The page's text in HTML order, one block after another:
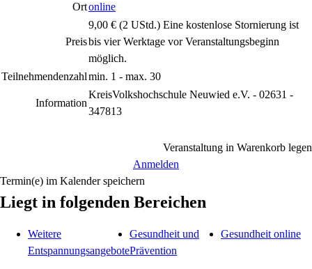
Ortonline
Preis
9,00 € (2 UStd.) Eine kostenlose Stornierung ist
bis vier Werktage vor Veranstaltungsbeginn
möglich.
Teilnehmendenzahlmin. 1 - max. 30
Information
KreisVolkshochschule Neuwied e.V. - 02631 -
347813
Veranstaltung in Warenkorb legen
Anmelden
Termin(e) im Kalender speichern
Liegt in folgenden Bereichen
Weitere
Entspannungsangebote
Gesundheit und
Prävention
Gesundheit online